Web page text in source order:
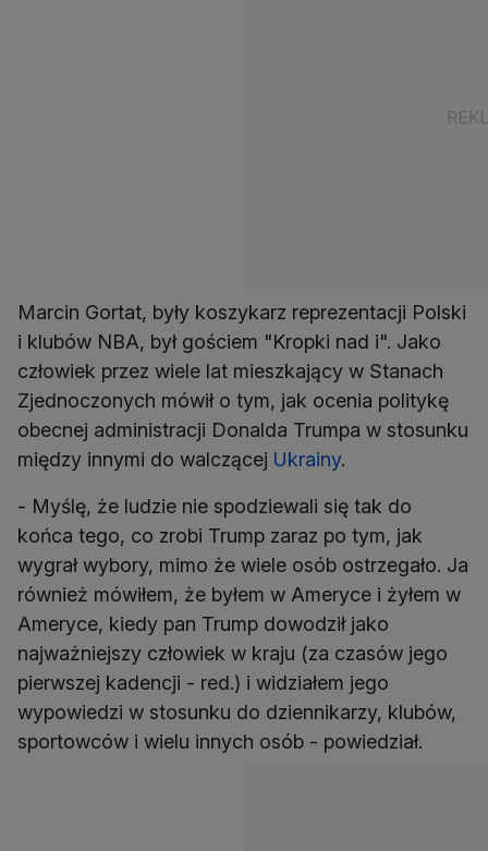
Marcin Gortat, były koszykarz reprezentacji Polski
i klubów NBA, był gościem "Kropki nad i". Jako
człowiek przez wiele lat mieszkający w Stanach
Zjednoczonych mówił o tym, jak ocenia politykę
obecnej administracji Donalda Trumpa w stosunku
między innymi do walczącej Ukrainy.
- Myślę, że ludzie nie spodziewali się tak do
końca tego, co zrobi Trump zaraz po tym, jak
wygrał wybory, mimo że wiele osób ostrzegało. Ja
również mówiłem, że byłem w Ameryce i żyłem w
Ameryce, kiedy pan Trump dowodził jako
najważniejszy człowiek w kraju (za czasów jego
pierwszej kadencji - red.) i widziałem jego
wypowiedzi w stosunku do dziennikarzy, klubów,
sportowców i wielu innych osób - powiedział.